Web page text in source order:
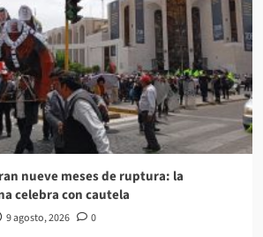
nueve meses de ruptura: la
celebra con cautela
9 agosto, 2026 0